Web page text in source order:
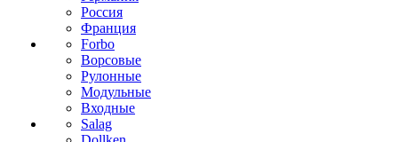
Россия
Франция
Forbo
Ворсовые
Рулонные
Модульные
Входные
Salag